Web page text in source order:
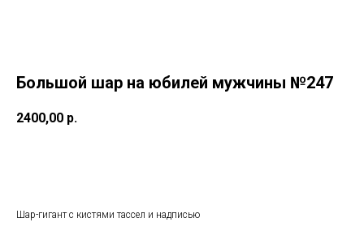
Большой шар на юбилей мужчины №247
2400,00 р.
Шар-гигант с кистями тассел и надписью